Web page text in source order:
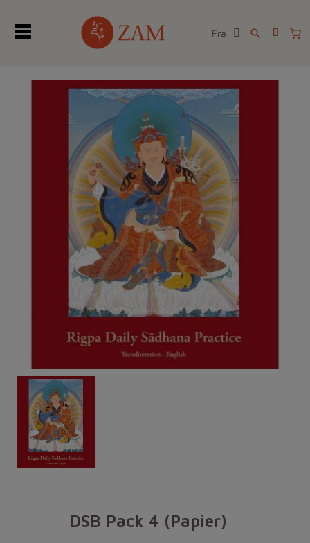
Fra search
DSB Pack 4 (papier)